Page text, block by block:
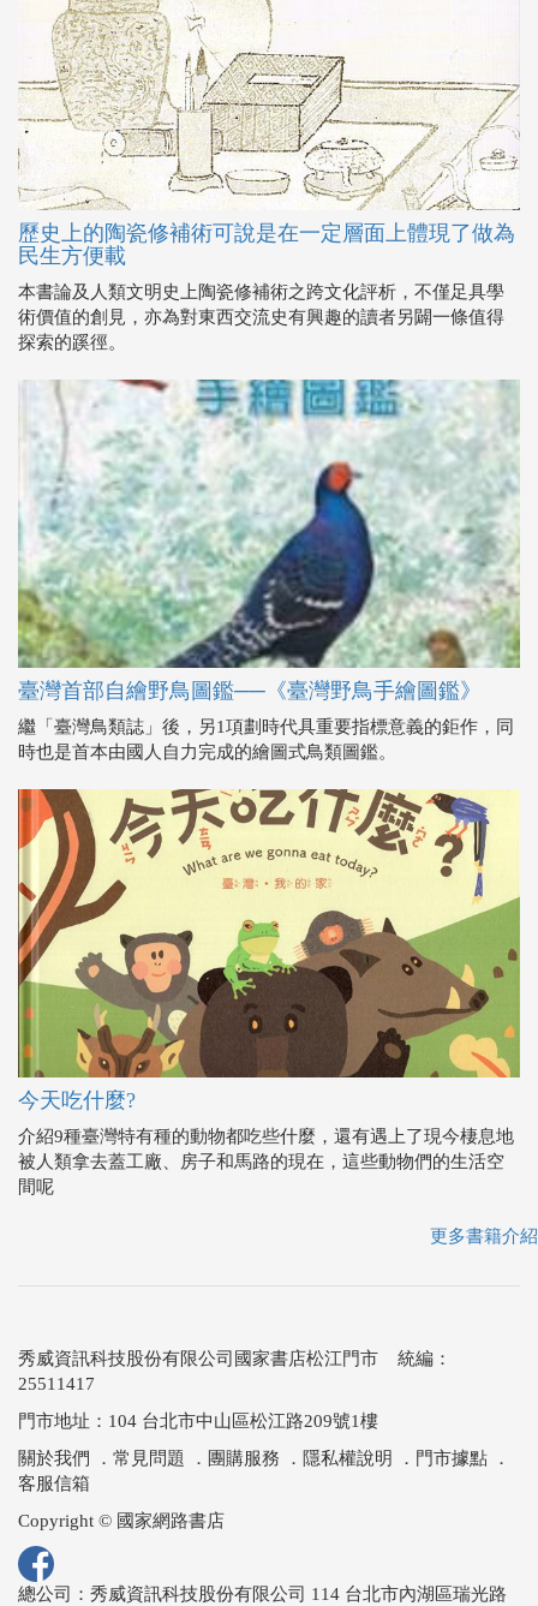
歷史上的陶瓷修補術可說是在一定層面上體現了做為
民生方便載
本書論及人類文明史上陶瓷修補術之跨文化評析，不僅足具學
術價值的創見，亦為對東西交流史有興趣的讀者另闢一條值得
探索的蹊徑。
臺灣首部自繪野鳥圖鑑──《臺灣野鳥手繪圖鑑》
繼「臺灣鳥類誌」後，另1項劃時代具重要指標意義的鉅作，同
時也是首本由國人自力完成的繪圖式鳥類圖鑑。
今天吃什麼?
介紹9種臺灣特有種的動物都吃些什麼，還有遇上了現今棲息地
被人類拿去蓋工廠、房子和馬路的現在，這些動物們的生活空
間呢
更多書籍介紹
秀威資訊科技股份有限公司國家書店松江門市 統編：
25511417
門市地址：104 台北市中山區松江路209號1樓
關於我們
． 常見問題 ． 團購服務 ． 隱私權說明 ． 門市據點 ．
客服信箱
Copyright © 國家網路書店
總公司：秀威資訊科技股份有限公司 114 台北市內湖區瑞光路